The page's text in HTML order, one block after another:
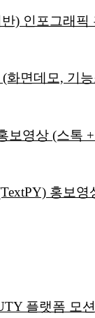
) 인포그래픽
면데모, 기
보영상 (스톡
홍보영
플랫폼 모